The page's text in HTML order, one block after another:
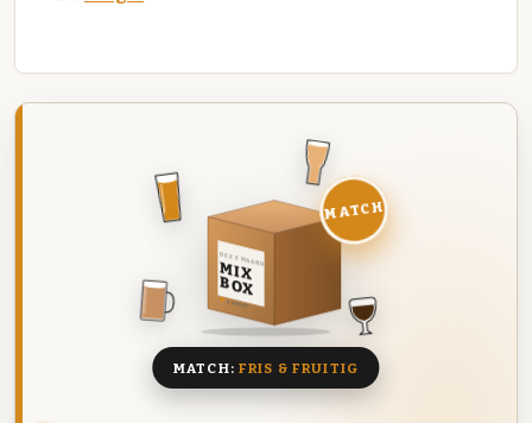
DEZE MAAND
MIX
BOX
8 BIEREN
MATCH
MATCH: FRIS & FRUITIG